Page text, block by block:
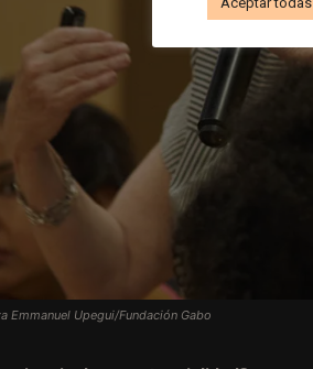
Emmanuel Upegui/Fundación Gabo